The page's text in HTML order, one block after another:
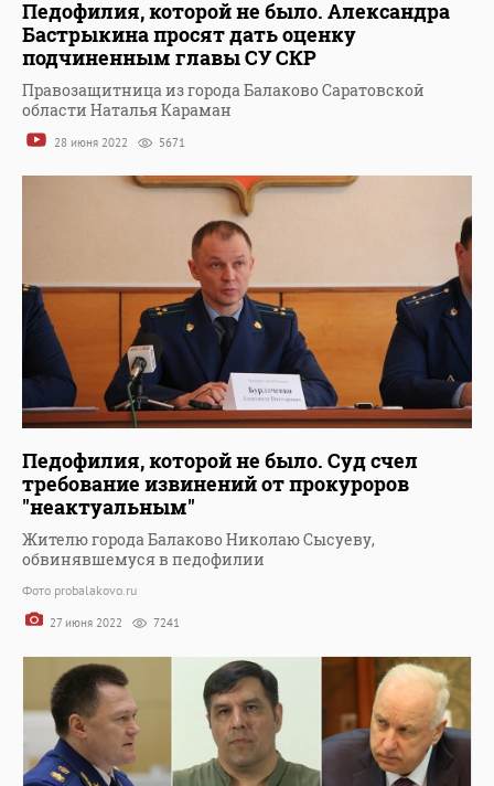
Педофилия, которой не было. Александра
Бастрыкина просят дать оценку
подчиненным главы СУ СКР
Правозащитница из города Балаково Саратовской
области Наталья Караман
28 июня 2022 5671
Педофилия, которой не было. Суд счел
требование извинений от прокуроров
"неактуальным"
Жителю города Балаково Николаю Сысуеву,
обвинявшемуся в педофилии
Фото probalakovo.ru
27 июня 2022 7241